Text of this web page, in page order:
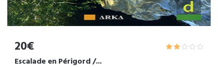
20€
Escalade en Périgord /...